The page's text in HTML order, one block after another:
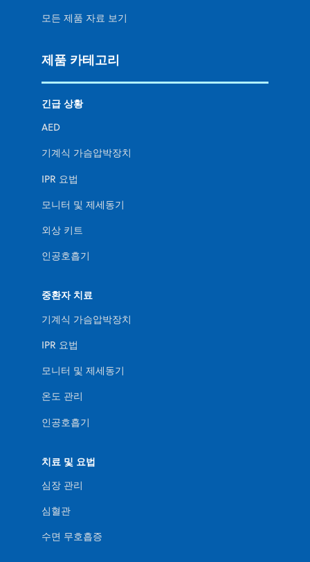
모든 제품 자료 보기
제품 카테고리
긴급 상황
AED
기계식 가슴압박장치
IPR 요법
모니터 및 제세동기
외상 키트
인공호흡기
중환자 치료
기계식 가슴압박장치
IPR 요법
모니터 및 제세동기
온도 관리
인공호흡기
치료 및 요법
심장 관리
심혈관
수면 무호흡증